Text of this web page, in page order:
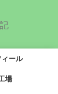
ィール
場